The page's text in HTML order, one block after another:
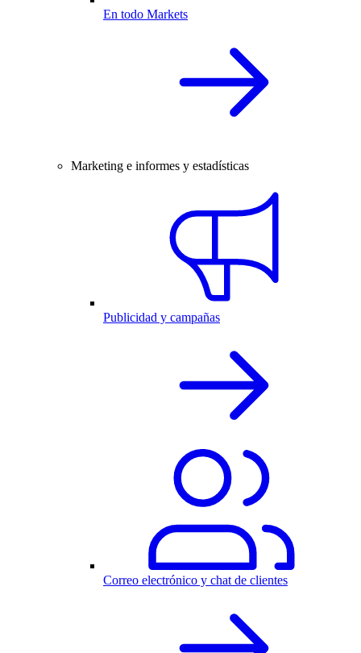
En todo Markets
Marketing e informes y estadísticas
Publicidad y campañas
Correo electrónico y chat de clientes